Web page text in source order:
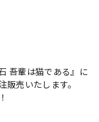
吾輩は猫である』に
販売いたします。